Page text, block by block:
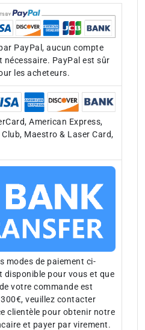
PayPal, aucun compte
nécessaire. PayPal est sûr
les acheteurs.
American Express,
Club, Maestro & Laser Card,
modes de paiement ci-
disponible pour vous et que
votre commande est
veuillez contacter
clientèle pour obtenir notre
et payer par virement.